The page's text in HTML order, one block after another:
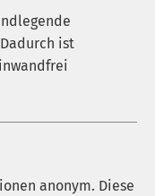
ist
anonym. Diese
vorhanden.